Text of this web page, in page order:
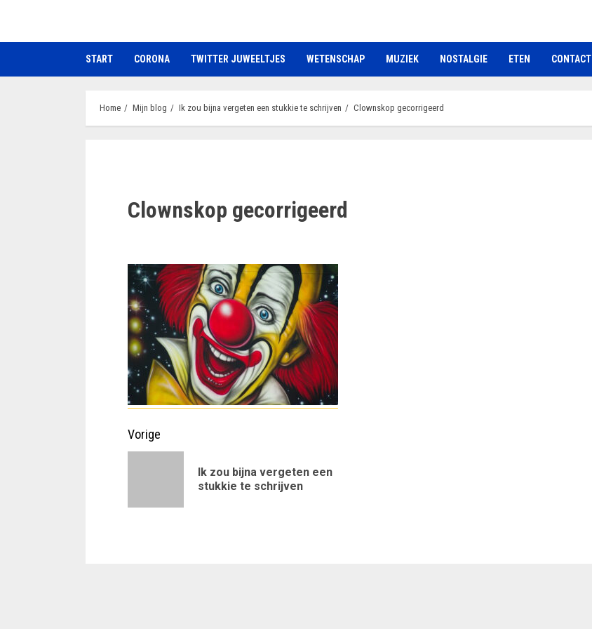
de
START CORONA TWITTER JUWEELTJES WETENSCHAP MUZIEK NOSTALGIE ETEN CONTACT
Home Mijn blog Ik zou bijna vergeten een stukkie te schrijven Clownskop gecorrigeerd
Clownskop gecorrigeerd
Doorgaan
Vorige
Ik zou bijna vergeten een
stukkie te schrijven